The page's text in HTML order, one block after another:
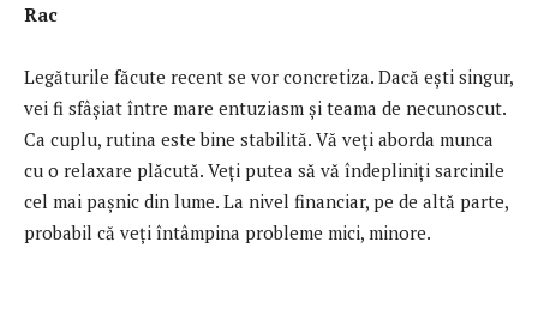
Rac
Legăturile făcute recent se vor concretiza. Dacă ești singur,
vei fi sfâșiat între mare entuziasm și teama de necunoscut.
Ca cuplu, rutina este bine stabilită. Vă veți aborda munca
cu o relaxare plăcută. Veți putea să vă îndepliniți sarcinile
cel mai pașnic din lume. La nivel financiar, pe de altă parte,
probabil că veți întâmpina probleme mici, minore.